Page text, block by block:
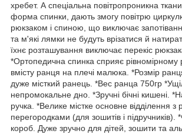
хребет. А спеціальна повітропроникна
форма спинки, дають змогу повітрю
рюкзаком і спиною, що виключає
та м'які лямки не будуть врізатися й
їхнє розташування виключає перекіс
*Ортопедична спинка сприяє рівномірному
вмісту ранця на плечі малюка. *Розмір
дуже місткий ранець. *Вес ранца 750гр
непромокальне дно. *Зручні бічні кишені.
ручка. *Велике містке основне відділення з
перегородками (для зошитів і
короб. Дуже зручно для дітей, зошити та